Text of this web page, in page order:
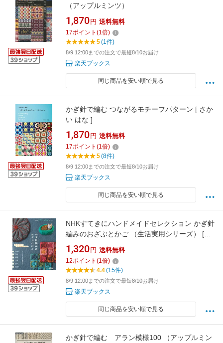
（アップルミンツ）
1,870 円 送料無料
17ポイント (1倍)
5(1件)
8/9 12:00までの注文で最短8/10お届け
楽天ブックス
同じ商品を安い順で見る
かぎ針で編む つながるモチーフパターン [ さか
い はな ]
1,870 円 送料無料
17ポイント (1倍)
5(8件)
8/9 12:00までの注文で最短8/10お届け
楽天ブックス
同じ商品を安い順で見る
NHKすてきにハンドメイドセレクション かぎ針
編みのおざぶとかご （生活実用シリーズ） [
NHK出版 ]
1,320 円 送料無料
12ポイント (1倍)
4.4(15件)
8/9 12:00までの注文で最短8/10お届け
楽天ブックス
同じ商品を安い順で見る
かぎ針で編む アラン模様100 （アップルミン